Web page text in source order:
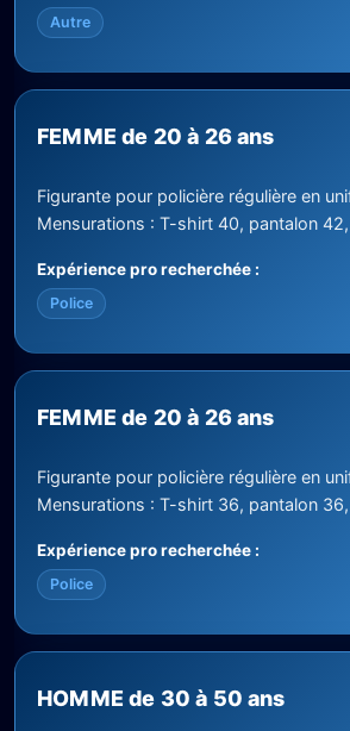
Autre
FEMME de 20 à 26 ans
Figurante pour policière régulière en
Mensurations : T-shirt 40, pantalon
Expérience pro recherchée :
Police
FEMME de 20 à 26 ans
Figurante pour policière régulière en
Mensurations : T-shirt 36, pantalon
Expérience pro recherchée :
Police
HOMME de 30 à 50 ans